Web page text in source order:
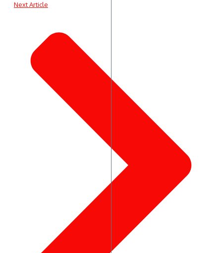
Next Article